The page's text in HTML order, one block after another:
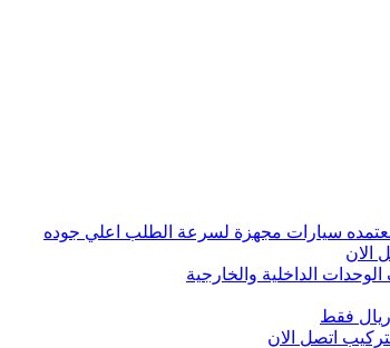
سيارات مجهزة لسرعة الطلب اعلي جوده
الان
الداخلية والخارجية
فقط
اتصل الان